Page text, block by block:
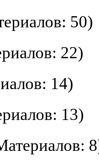
50)
22)
14)
13)